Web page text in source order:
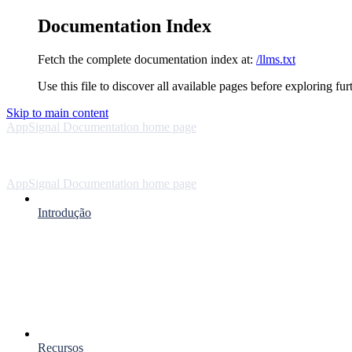
Documentation Index
Fetch the complete documentation index at: /llms.txt
Use this file to discover all available pages before exploring
Skip to main content
AppSignal Documentation home page
AppSignal Documentation home page
Introdução
Recursos